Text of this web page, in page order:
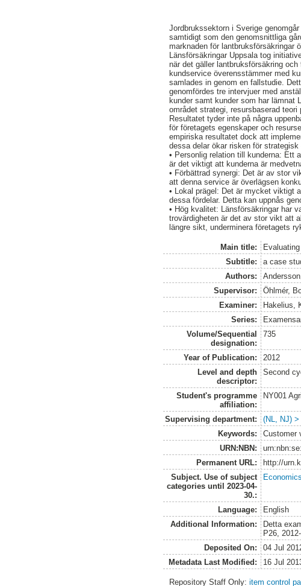
Jordbrukssektorn i Sverige
samtidigt som den genomsnittliga
marknaden för lantbruksförsäkringar
Länsförsäkringar Uppsala tog
när det gäller lantbruksförsäkring
kundservice överensstämmer med
samlades in genom en fallstudie.
genomfördes tre intervjuer med
kunder samt kunder som har lämnat
området strategi, resursbaserad teori
Resultatet tyder inte på några
för företagets egenskaper och
empiriska resultatet dock att
dessa delar ökar risken för
• Personlig relation till kunderna: Ett
är det viktigt att kunderna är
• Förbättrad synergi: Det är av stor
att denna service är överlägsen
• Lokal prägel: Det är mycket viktigt
dessa fördelar. Detta kan uppnås
• Hög kvalitet: Länsförsäkringar har
trovärdigheten är det av stor vikt att
längre sikt, underminera företagets
Main title:
Subtitle:
a case
Authors:
Supervisor:
Öhlmér,
Examiner:
Hakelius,
Series:
Volume/Sequential
designation:
735
Year of Publication:
2012
Level and depth
descriptor:
Second
Student's programme
affiliation:
NY001
Supervising department:
(NL, NJ)
Keywords:
Customer
URN:NBN:
Permanent URL:
http://
Subject. Use of subject
categories until 2023-04-
30.:
Language:
English
Additional Information:
Detta
P26,
Deposited On:
04 Jul
Metadata Last Modified:
16 Jul
Repository Staff Only:item control